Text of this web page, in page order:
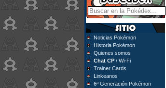
Noticias Pokémon
Historia Pokémon
Quienes somos
Chat CP/ Wi-Fi
Trainer Cards
Linkeanos
6ª Generación Pokémon